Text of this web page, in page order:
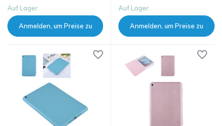
Auf Lager
Anmelden, um Preise zu
Auf Lager
Anmelden, um Preise zu